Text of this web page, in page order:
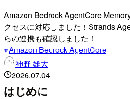
Amazon Bedrock AgentCore
クセスに対応しました！Strands
らの連携も確認しました！
Amazon Bedrock AgentCore
神野 雄大
2026.07.04
はじめに